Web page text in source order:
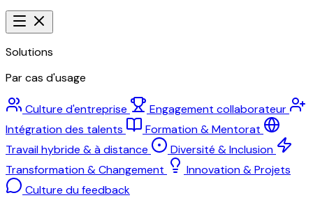
Solutions
Par cas d'usage
Culture d'entreprise
Engagement collaborateur
Intégration des talents
Formation & Mentorat
Travail hybride & à distance
Diversité & Inclusion
Transformation & Changement
Innovation & Projets
Culture du feedback